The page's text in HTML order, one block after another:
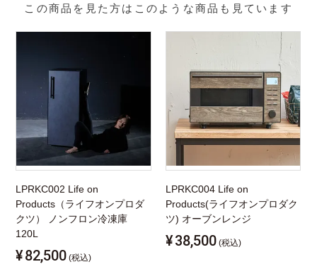
この商品を見た方はこのような商品も見ています
LPRKC002 Life on
Products（ライフオンプロダ
クツ） ノンフロン冷凍庫
120L
¥82,500 (税込)
LPRKC004 Life on
Products(ライフオンプロダク
ツ) オーブンレンジ
¥38,500 (税込)